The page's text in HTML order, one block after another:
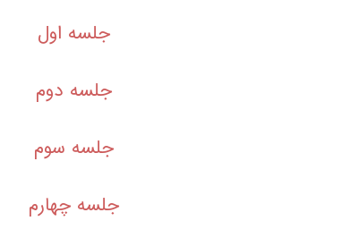
جلسه اول
جلسه دوم
جلسه سوم
جلسه چهارم